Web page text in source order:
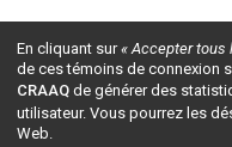
En cliquant sur« Accepter tous
de ces témoins de connexion
CRAAQ de générer des
utilisateur. Vous pourrez les
Web.